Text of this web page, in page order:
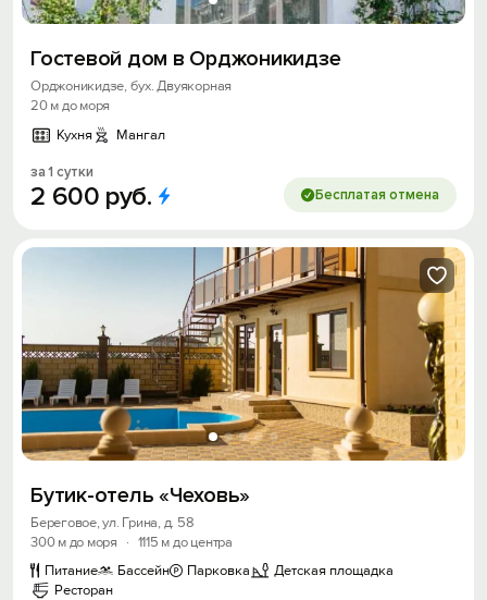
Гостевой дом в Орджоникидзе
Орджоникидзе, бух. Двуякорная
20 м до моря
Кухня
Мангал
за 1 сутки
2 600 руб. Бесплатая отмена
Бутик-отель «Чеховь»
Береговое, ул. Грина, д. 58
300 м до моря
· 1115 м до центра
Питание
Бассейн Парковка
Детская площадка
Ресторан